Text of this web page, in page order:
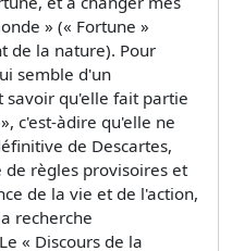
» (« Fortune »
de la nature). Pour
semble d'un
qu'elle fait partie
c'est-àdire qu'elle ne
de Descartes,
règles provisoires et
de la vie et de l'action,
recherche
« Discours de la